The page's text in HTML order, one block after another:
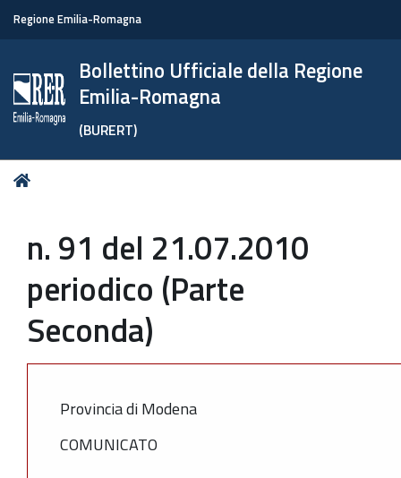
Regione Emilia-Romagna
Bollettino Ufficiale della Regione
Emilia-Romagna
(BURERT)
Tu
n. 91 del 21.07.2010
periodico (Parte
Seconda)
Provincia di Modena
COMUNICATO